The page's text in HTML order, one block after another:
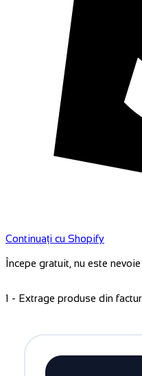
Continuați cu Shopify
Începe gratuit, nu este
2 - Căutarea datelor